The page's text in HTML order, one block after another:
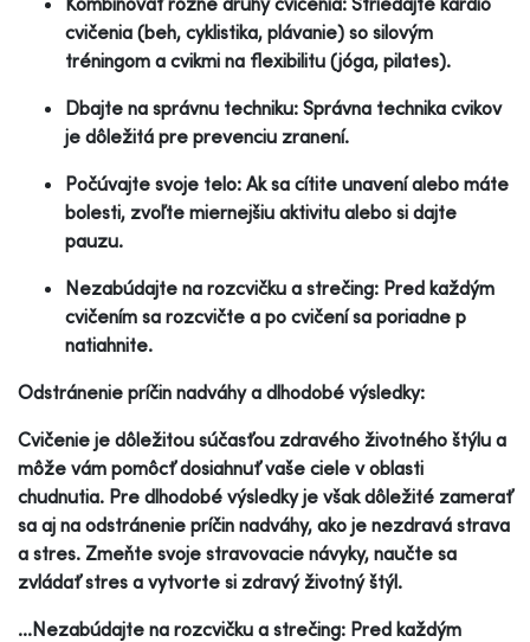
cvičenia (beh, cyklistika, plávanie) so silovým
tréningom a cvikmi na flexibilitu (jóga, pilates).
Dbajte na správnu techniku: Správna technika cvikov
je dôležitá pre prevenciu zranení.
Počúvajte svoje telo: Ak sa cítite unavení alebo máte
bolesti, zvoľte miernejšiu aktivitu alebo si dajte
pauzu.
Nezabúdajte na rozcvičku a strečing: Pred každým
cvičením sa rozcvičte a po cvičení sa poriadne p
natiahnite.
Odstránenie príčin nadváhy a dlhodobé výsledky:
Cvičenie je dôležitou súčasťou zdravého životného štýlu a
môže vám pomôcť dosiahnuť vaše ciele v oblasti
chudnutia. Pre dlhodobé výsledky je však dôležité zamerať
sa aj na odstránenie príčin nadváhy, ako je nezdravá strava
a stres. Zmeňte svoje stravovacie návyky, naučte sa
zvládať stres a vytvorte si zdravý životný štýl.
...Nezabúdajte na rozcvičku a strečing: Pred každým